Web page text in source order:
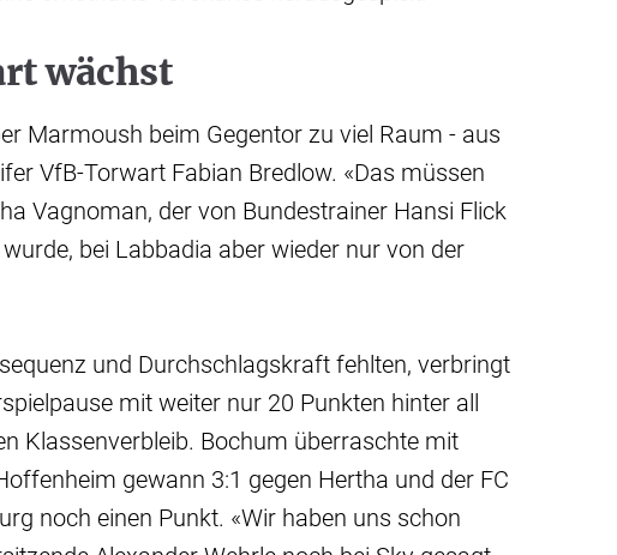
wächst
Marmoush beim Gegentor zu viel Raum - aus
VfB-Torwart Fabian Bredlow. «Das müssen
Vagnoman, der von Bundestrainer Hansi Flick
bei Labbadia aber wieder nur von der
und Durchschlagskraft fehlten, verbringt
mit weiter nur 20 Punkten hinter all
Klassenverbleib. Bochum überraschte mit
gewann 3:1 gegen Hertha und der FC
noch einen Punkt. «Wir haben uns schon